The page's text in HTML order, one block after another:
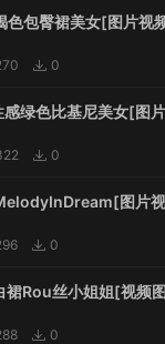
包臀裙美女[图片视
0
绿色比基尼美女[图
0
图片
0
Rou丝小姐姐[视频
0